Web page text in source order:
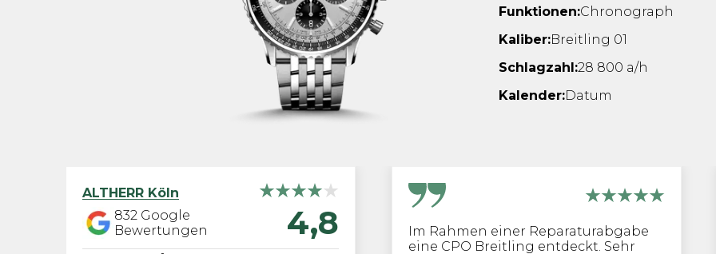
Funktionen:Chronograph
Kaliber:Breitling 01
Schlagzahl:28 800 a/h
Kalender:Datum
ALTHERR Köln
832 Google
Bewertungen
4,8
Im Rahmen einer Reparaturabgabe
eine CPO Breitling entdeckt. Sehr